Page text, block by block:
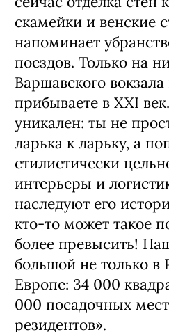
скамейки и венские
напоминает
поездов. Только на
Варшавского
прибываете в XXI
уникален: ты не
ларька к ларьку, а
стилистически
интерьеры и
наследуют его
кто-то может такое
более превысить!
большой не только в
Европе: 34 000
000 посадочных
резидентов».